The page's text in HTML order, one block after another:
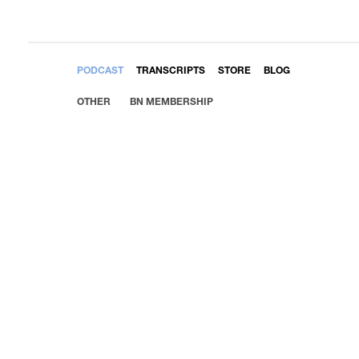
PODCAST TRANSCRIPTS STORE BLOG
OTHER BN MEMBERSHIP